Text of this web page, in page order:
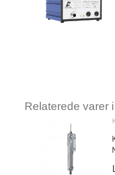
Relaterede varer